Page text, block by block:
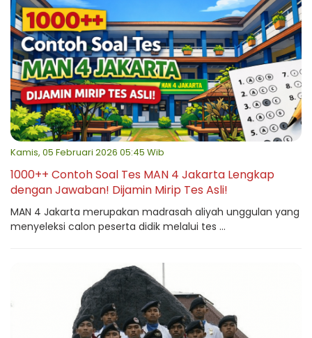
Kamis, 05 Februari 2026 05:45 Wib
1000++ Contoh Soal Tes MAN 4 Jakarta Lengkap
dengan Jawaban! Dijamin Mirip Tes Asli!
MAN 4 Jakarta merupakan madrasah aliyah unggulan yang
menyeleksi calon peserta didik melalui tes ...